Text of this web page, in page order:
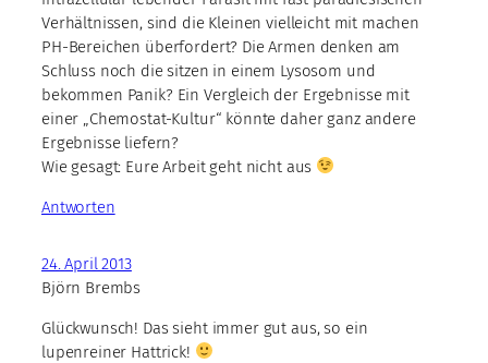
Verhältnissen, sind die Kleinen vielleicht mit machen
PH-Bereichen überfordert? Die Armen denken am
Schluss noch die sitzen in einem Lysosom und
bekommen Panik? Ein Vergleich der Ergebnisse mit
einer „Chemostat-Kultur“ könnte daher ganz andere
Ergebnisse liefern?
Wie gesagt: Eure Arbeit geht nicht aus
Antworten
24. April 2013
Björn Brembs
Glückwunsch! Das sieht immer gut aus, so ein
lupenreiner Hattrick!